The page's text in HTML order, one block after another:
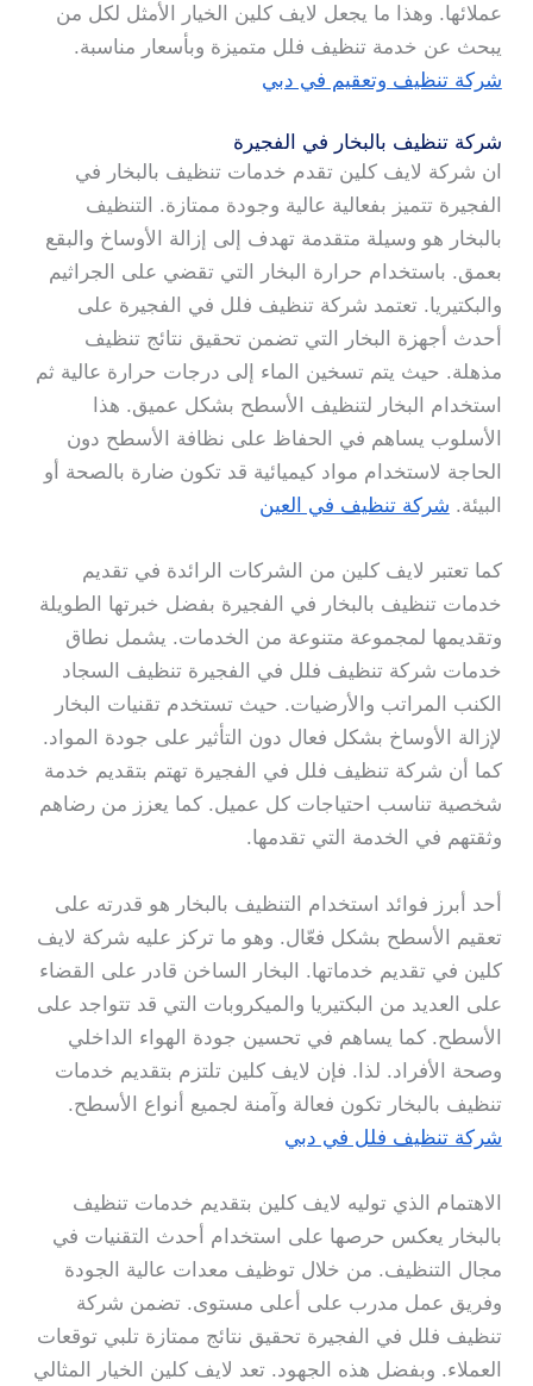
عملائها. وهذا ما يجعل لايف كلين الخيار الأمثل لكل من
يبحث عن خدمة تنظيف فلل متميزة وبأسعار مناسبة.
شركة تنظيف وتعقيم في دبي
شركة تنظيف بالبخار في الفجيرة
ان شركة لايف كلين تقدم خدمات تنظيف بالبخار في
الفجيرة تتميز بفعالية عالية وجودة ممتازة. التنظيف
بالبخار هو وسيلة متقدمة تهدف إلى إزالة الأوساخ والبقع
بعمق. باستخدام حرارة البخار التي تقضي على الجراثيم
والبكتيريا. تعتمد شركة تنظيف فلل في الفجيرة على
أحدث أجهزة البخار التي تضمن تحقيق نتائج تنظيف
مذهلة. حيث يتم تسخين الماء إلى درجات حرارة عالية ثم
استخدام البخار لتنظيف الأسطح بشكل عميق. هذا
الأسلوب يساهم في الحفاظ على نظافة الأسطح دون
الحاجة لاستخدام مواد كيميائية قد تكون ضارة بالصحة أو
البيئة. شركة تنظيف في العين
كما تعتبر لايف كلين من الشركات الرائدة في تقديم
خدمات تنظيف بالبخار في الفجيرة بفضل خبرتها الطويلة
وتقديمها لمجموعة متنوعة من الخدمات. يشمل نطاق
خدمات شركة تنظيف فلل في الفجيرة تنظيف السجاد
الكنب المراتب والأرضيات. حيث تستخدم تقنيات البخار
لإزالة الأوساخ بشكل فعال دون التأثير على جودة المواد.
كما أن شركة تنظيف فلل في الفجيرة تهتم بتقديم خدمة
شخصية تناسب احتياجات كل عميل. كما يعزز من رضاهم
وثقتهم في الخدمة التي تقدمها.
أحد أبرز فوائد استخدام التنظيف بالبخار هو قدرته على
تعقيم الأسطح بشكل فعّال. وهو ما تركز عليه شركة لايف
كلين في تقديم خدماتها. البخار الساخن قادر على القضاء
على العديد من البكتيريا والميكروبات التي قد تتواجد على
الأسطح. كما يساهم في تحسين جودة الهواء الداخلي
وصحة الأفراد. لذا. فإن لايف كلين تلتزم بتقديم خدمات
تنظيف بالبخار تكون فعالة وآمنة لجميع أنواع الأسطح.
شركة تنظيف فلل في دبي
الاهتمام الذي توليه لايف كلين بتقديم خدمات تنظيف
بالبخار يعكس حرصها على استخدام أحدث التقنيات في
مجال التنظيف. من خلال توظيف معدات عالية الجودة
وفريق عمل مدرب على أعلى مستوى. تضمن شركة
تنظيف فلل في الفجيرة تحقيق نتائج ممتازة تلبي توقعات
العملاء. وبفضل هذه الجهود. تعد لايف كلين الخيار المثالي